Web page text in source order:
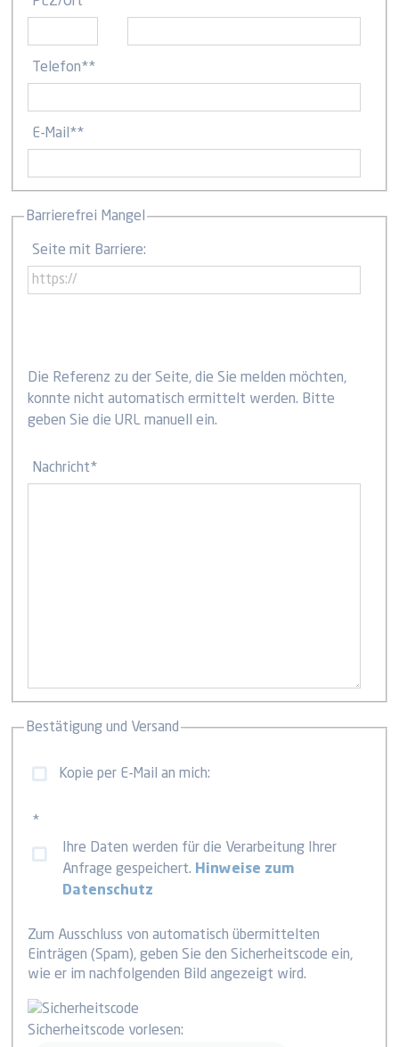
Telefon**
E-Mail **
Barrierefrei Mangel
Seite mit Barriere:
Die Referenz zu der Seite, die Sie melden möchten,
konnte nicht automatisch ermittelt werden. Bitte
geben Sie die URL manuell ein.
Nachricht*
Bestätigung und Versand
Kopie per E-Mail an mich:
*
Ihre Daten werden für die Verarbeitung Ihrer
Anfrage gespeichert. Hinweise zum
Datenschutz
Zum Ausschluss von automatisch übermittelten
Einträgen (Spam), geben Sie den Sicherheitscode ein,
wie er im nachfolgenden Bild angezeigt wird.
Sicherheitscode vorlesen: